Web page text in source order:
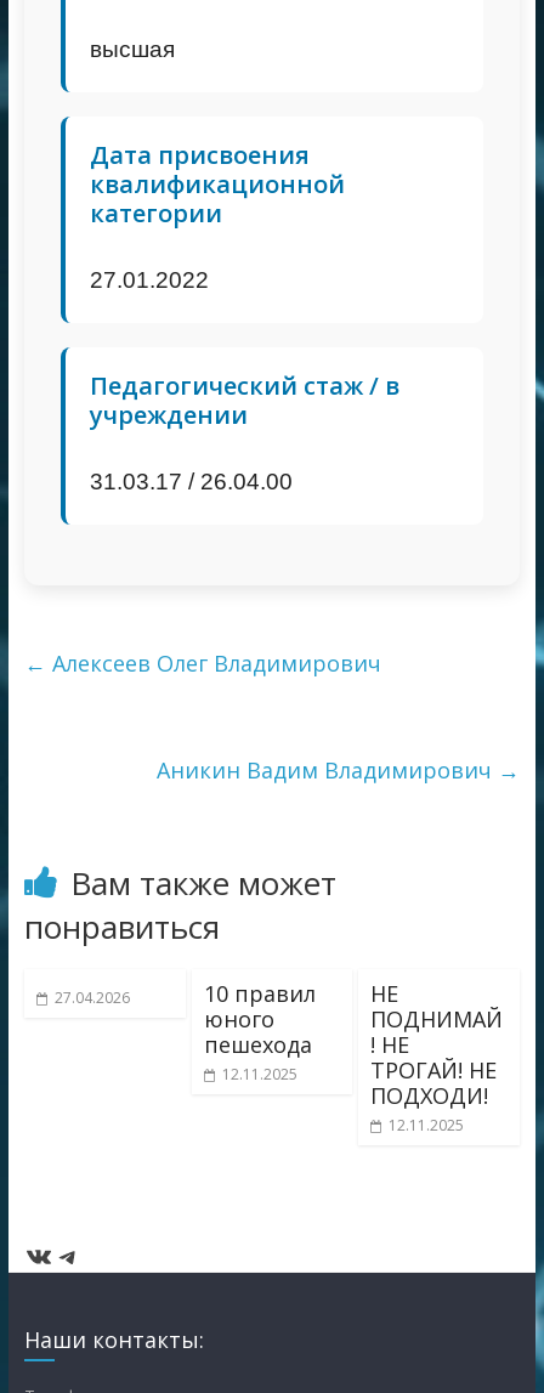
высшая
Дата присвоения
квалификационной
категории
27.01.2022
Педагогический стаж / в
учреждении
31.03.17 / 26.04.00
← Алексеев Олег Владимирович
Аникин Вадим Владимирович →
Вам также может
понравиться
27.04.2026
10 правил
юного
пешехода
12.11.2025
НЕ
ПОДНИМАЙ
! НЕ
ТРОГАЙ! НЕ
ПОДХОДИ!
12.11.2025
ВКонтакте
Telegram
Наши контакты: